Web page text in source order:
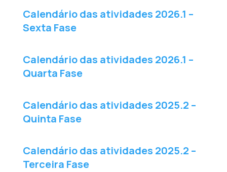
Calendário das atividades 2026.1 –
Sexta Fase
Calendário das atividades 2026.1 –
Quarta Fase
Calendário das atividades 2025.2 –
Quinta Fase
Calendário das atividades 2025.2 –
Terceira Fase